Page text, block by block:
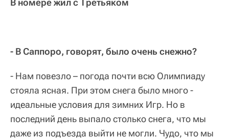
- В Саппоро, говорят, было очень снежно?
- Нам повезло – погода почти всю Олимпиаду
стояла ясная. При этом снега было много -
идеальные условия для зимних Игр. Но в
последний день выпало столько снега, что мы
даже из подъезда выйти не могли. Чудо, что мы